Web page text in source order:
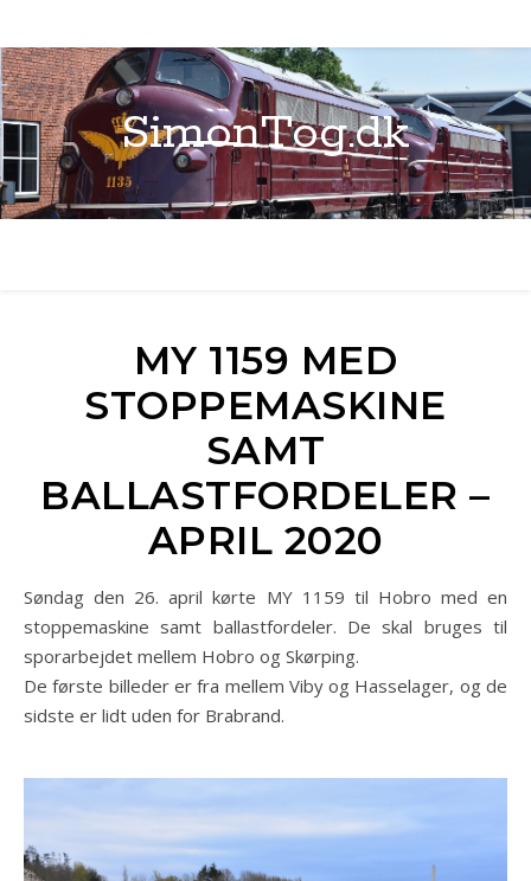
SimonTog.dk
MY 1159 MED
STOPPEMASKINE
SAMT
BALLASTFORDELER –
APRIL 2020
Søndag den 26. april kørte MY 1159 til Hobro med en
stoppemaskine samt ballastfordeler. De skal bruges til
sporarbejdet mellem Hobro og Skørping.
De første billeder er fra mellem Viby og Hasselager, og de
sidste er lidt uden for Brabrand.